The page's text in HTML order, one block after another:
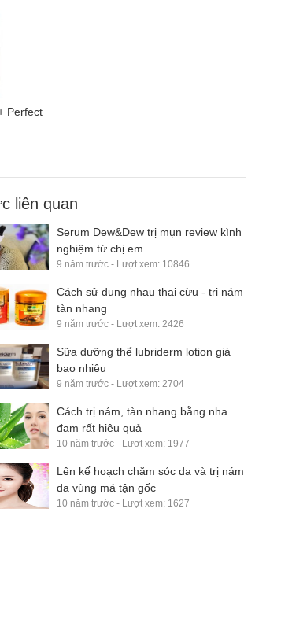
Perfect
liên quan
Serum Dew&Dew trị mụn review kình
nghiệm từ chị em
9 năm trước - Lượt xem: 10846
Cách sử dụng nhau thai cừu - trị nám
tàn nhang
9 năm trước - Lượt xem: 2426
Sữa dưỡng thể lubriderm lotion giá
bao nhiêu
9 năm trước - Lượt xem: 2704
Cách trị nám, tàn nhang bằng nha
đam rất hiệu quả
10 năm trước - Lượt xem: 1977
Lên kế hoạch chăm sóc da và trị nám
da vùng má tận gốc
10 năm trước - Lượt xem: 1627